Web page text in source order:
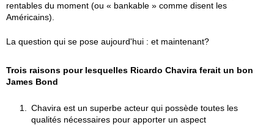
rentables du moment (ou « bankable » comme disent les
Américains).
La question qui se pose aujourd'hui : et maintenant?
Trois raisons pour lesquelles Ricardo Chavira ferait un bon
James Bond
Chavira est un superbe acteur qui possède toutes les
qualités nécessaires pour apporter un aspect